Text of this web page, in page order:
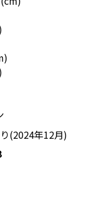
(2024年12月)